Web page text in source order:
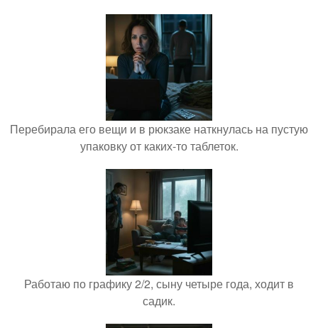
Перебирала его вещи и в рюкзаке наткнулась на пустую
упаковку от каких-то таблеток.
Работаю по графику 2/2, сыну четыре года, ходит в
садик.